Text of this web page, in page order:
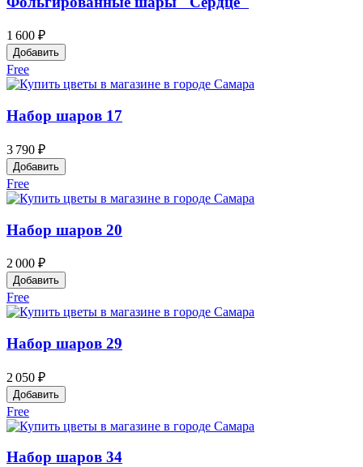
1 600 ₽
Добавить
Free
Набор шаров 17
3 790 ₽
Добавить
Free
Набор шаров 20
2 000 ₽
Добавить
Free
Набор шаров 29
2 050 ₽
Добавить
Free
Набор шаров 34